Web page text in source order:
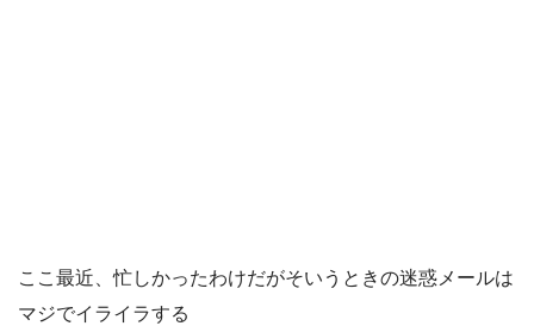
ここ最近、忙しかったわけだがそいうときの迷惑メールは
マジでイライラする